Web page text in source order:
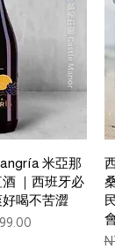
米亞那
｜西班牙必
喝不苦澀